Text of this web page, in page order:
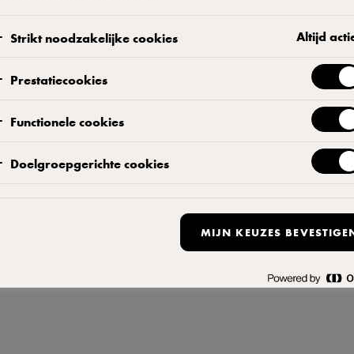
Standaard Gebruiksvoorwaarden Open de cookie-
Strikt noodzakelijke cookies Altijd
Prestatiecookies
Functionele cookies
Doelgroepgerichte cookies
MIJN KEUZES